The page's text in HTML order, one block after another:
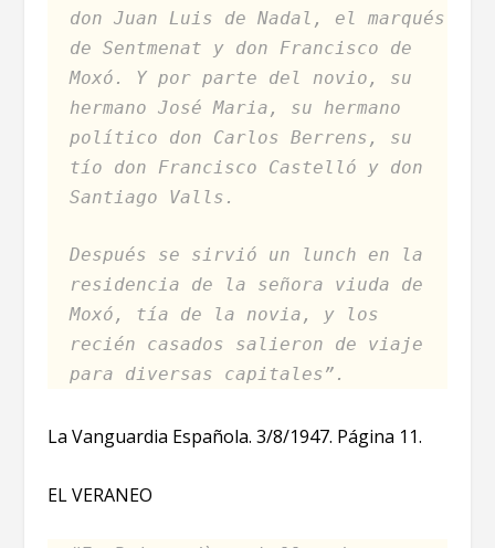
don Juan Luis de Nadal, el marqués
de Sentmenat y don Francisco de
Moxó. Y por parte del novio, su
hermano José Maria, su hermano
político don Carlos Berrens, su
tío don Francisco Castelló y don
Santiago Valls.
Después se sirvió un lunch en la
residencia de la señora viuda de
Moxó, tía de la novia, y los
recién casados salieron de viaje
para diversas capitales”.
La Vanguardia Española. 3/8/1947. Página 11.
EL VERANEO